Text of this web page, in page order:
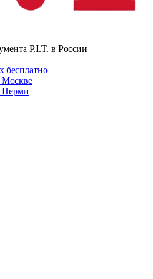
P.I.T. в России
бесплатно